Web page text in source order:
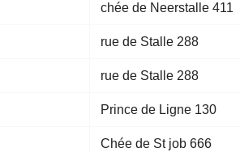
chée de Neerstalle 411
rue de Stalle 288
rue de Stalle 288
Prince de Ligne 130
Chée de St job 666